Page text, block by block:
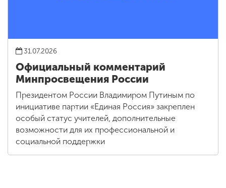
31.07.2026
Официальный комментарий
Минпросвещения России
Президентом России Владимиром Путиным по
инициативе партии «Единая Россия» закреплен
особый статус учителей, дополнительные
возможности для их профессиональной и
социальной поддержки